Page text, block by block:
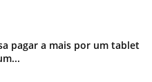
pagar a mais por um tablet